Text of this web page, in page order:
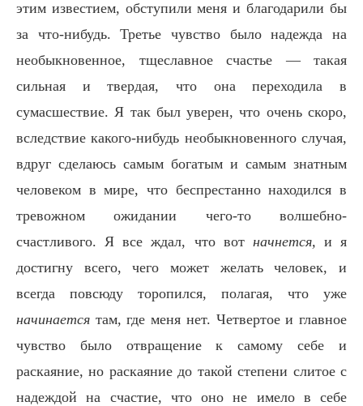
этим известием, обступили меня и благодарили бы
за что-нибудь. Третье чувство было надежда на
необыкновенное, тщеславное счастье — такая
сильная и твердая, что она переходила в
сумасшествие. Я так был уверен, что очень скоро,
вследствие какого-нибудь необыкновенного случая,
вдруг сделаюсь самым богатым и самым знатным
человеком в мире, что беспрестанно находился в
тревожном ожидании чего-то волшебно-
счастливого. Я все ждал, что вот начнется, и я
достигну всего, чего может желать человек, и
всегда повсюду торопился, полагая, что уже
начинается там, где меня нет. Четвертое и главное
чувство было отвращение к самому себе и
раскаяние, но раскаяние до такой степени слитое с
надеждой на счастие, что оно не имело в себе